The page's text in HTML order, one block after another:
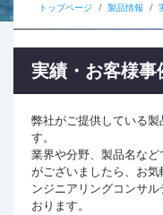
トップページ 製品情報
実績・お客様事
弊社がご提供している
す。
業界や分野、製品名な
がございましたら、お
ンジニアリングコンサ
おります。